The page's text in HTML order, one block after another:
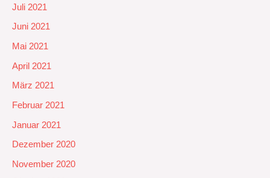
Juli 2021
Juni 2021
Mai 2021
April 2021
März 2021
Februar 2021
Januar 2021
Dezember 2020
November 2020